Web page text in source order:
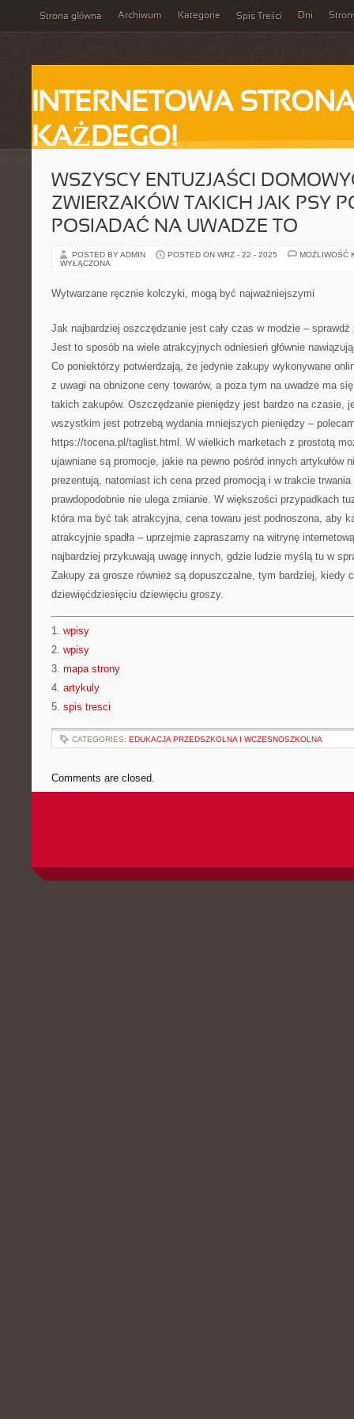
Strona główna Archiwum Kategorie Spis Treści Dni
INTERNETOWA
KAŻDEGO!
WSZYSCY ENTUZJAŚCI
ZWIERZAKÓW TAKICH JAK PSY
POSIADAĆ NA UWADZE TO
POSTED BY ADMIN POSTED ON WRZ - 22 - 2025
MOŻLIWOŚĆ
WYŁĄCZONA
Wytwarzane ręcznie kolczyki, mogą być najważniejszymi
Jak najbardziej oszczędzanie jest cały czas w modzie – sprawdź
Jest to sposób na wiele atrakcyjnych odniesień głównie
Co poniektórzy potwierdzają, że jedynie zakupy wykonywane
z uwagi na obniżone ceny towarów, a poza tym na uwadze ma
takich zakupów. Oszczędzanie pieniędzy jest bardzo na czasie,
wszystkim jest potrzebą wydania mniejszych pieniędzy –
https://tocena.pl/taglist.html. W wielkich marketach z prostotą
ujawniane są promocje, jakie na pewno pośród innych artykułów
prezentują, natomiast ich cena przed promocją i w trakcie
prawdopodobnie nie ulega zmianie. W większości przypadkach
która ma być tak atrakcyjna, cena towaru jest podnoszona, aby
atrakcyjnie spadła – uprzejmie zapraszamy na witrynę
najbardziej przykuwają uwagę innych, gdzie ludzie myślą tu w
Zakupy za grosze również są dopuszczalne, tym bardziej, kiedy
dziewięćdziesięciu dziewięciu groszy.
1. wpisy
2. wpisy
3. mapa strony
4. artykuly
5. spis tresci
CATEGORIES: EDUKACJA PRZEDSZKOLNA I WCZESNOSZKOLNA
Comments are closed.